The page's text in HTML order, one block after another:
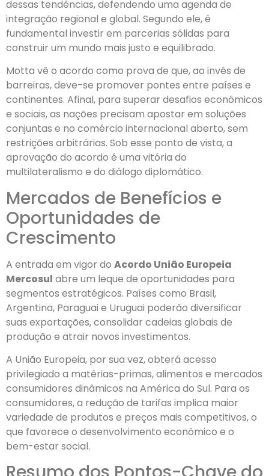
dessas tendências, defendendo uma agenda de
integração regional e global. Segundo ele, é
fundamental investir em parcerias sólidas para
construir um mundo mais justo e equilibrado.
Motta vê o acordo como prova de que, ao invés de
barreiras, deve-se promover pontes entre países e
continentes. Afinal, para superar desafios econômicos
e sociais, as nações precisam apostar em soluções
conjuntas e no comércio internacional aberto, sem
restrições arbitrárias. Sob esse ponto de vista, a
aprovação do acordo é uma vitória do
multilateralismo e do diálogo diplomático.
Mercados de Benefícios e
Oportunidades de
Crescimento
A entrada em vigor do Acordo União Europeia
Mercosul abre um leque de oportunidades para
segmentos estratégicos. Países como Brasil,
Argentina, Paraguai e Uruguai poderão diversificar
suas exportações, consolidar cadeias globais de
produção e atrair novos investimentos.
A União Europeia, por sua vez, obterá acesso
privilegiado a matérias-primas, alimentos e mercados
consumidores dinâmicos na América do Sul. Para os
consumidores, a redução de tarifas implica maior
variedade de produtos e preços mais competitivos, o
que favorece o desenvolvimento econômico e o
bem-estar social.